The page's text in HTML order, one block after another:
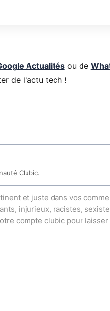
Actualitésou de
de l'actu tech !
Clubic.